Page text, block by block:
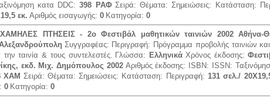
κατα DDC:398 ΡΑΦ Σειρά: Θέματα:Σημειώσεις: Κατάσταση:
εκ. Αριθμός εισαγωγής: 0 Κατηγορία: 0
ΧΑΜΗΛΕΣ ΠΤΗΣΕΙΣ - 2ο Φεστιβάλ μαθητικών ταινιών 2002 Αθήνα-
Συγγραφέας: Περιγραφή: Πρόγραμμα προβολής ταινιών
την ταινία & τους συντελεστές. Γλώσσα: Ελληνικά Χρόνος έκδοσης:
εκδ. Μιχ. Δημόπουλος 2002 Αριθμός έκδοσης: ISBN: ISSN:
ΧΑΜ Σειρά: Θέματα:Σημειώσεις: Κατάσταση: Περιγραφή: 131 σελ./
0 Κατηγορία: 0